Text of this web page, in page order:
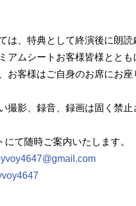
は、特典として終演後に朗
アムシートお客様皆様とと
お客様はご自身のお席にお
撮影、録音、録画は固く禁止
て随時ご案内いたします。